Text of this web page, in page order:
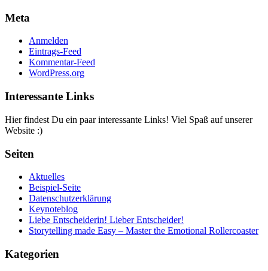
Meta
Anmelden
Eintrags-Feed
Kommentar-Feed
WordPress.org
Interessante Links
Hier findest Du ein paar interessante Links! Viel Spaß auf unserer
Website :)
Seiten
Aktuelles
Beispiel-Seite
Datenschutzerklärung
Keynoteblog
Liebe Entscheiderin! Lieber Entscheider!
Storytelling made Easy – Master the Emotional Rollercoaster
Kategorien